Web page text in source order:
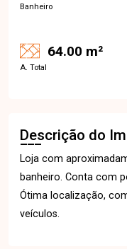
Banheiro
64.00 m²
A. Total
Descrição do
Loja com
banheiro. Conta com
Ótima localização,
veículos.